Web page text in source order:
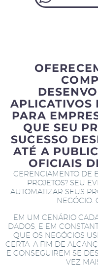
APLICATIVOS
PARA
QUE SEU
SUCESSO
ATÉ A
OFICIAIS
GERENCIAMENTO DE
PROJETOS? SEU
AUTOMATIZAR SEUS
NEGÓCIO.
EM UM CENÁRIO
DADOS, E EM
QUE OS NEGÓCIOS
CERTA, A FIM DE
E CONSEGUIREM SE
VEZ